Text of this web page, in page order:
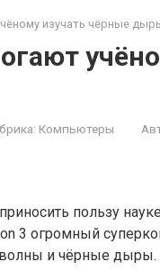
изучать чёрные
Компьютеры
пользу
3 огромный
и чёрные дыры.